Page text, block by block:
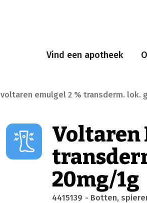
Vind een apotheek
voltaren emulgel 2 % transderm. lok.
Voltaren
20mg/1g
4415139 - Botten,